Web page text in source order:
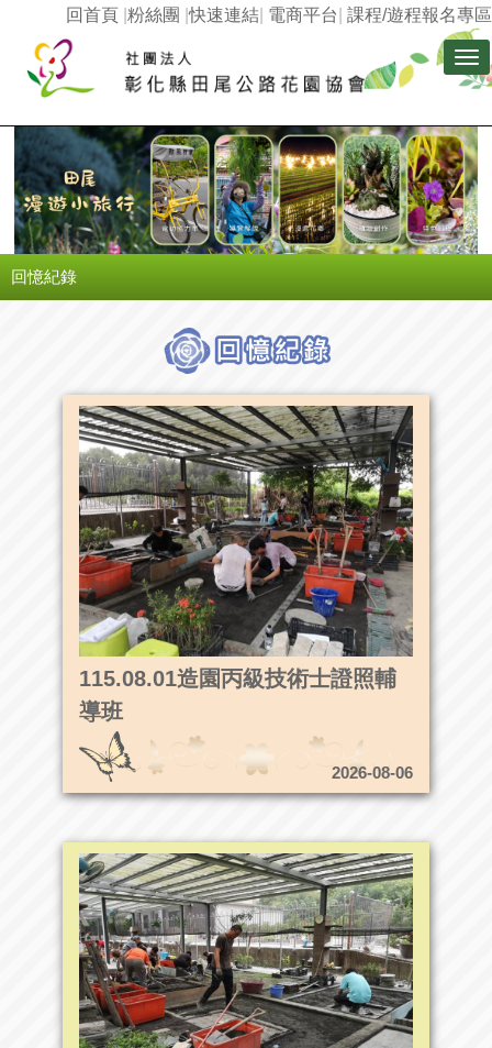
課程/遊程報名專區
電商平台
快速連結
粉絲團 |
回首頁
回憶紀錄
115.08.01造園丙級技術士證照輔
導班
2026-08-06